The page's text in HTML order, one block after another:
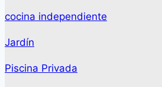
cocina independiente
Jardín
Piscina Privada